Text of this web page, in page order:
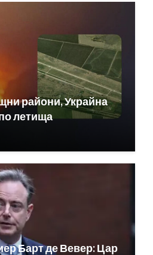
райони, Украйна
летища
Барт де Вевер: Цар